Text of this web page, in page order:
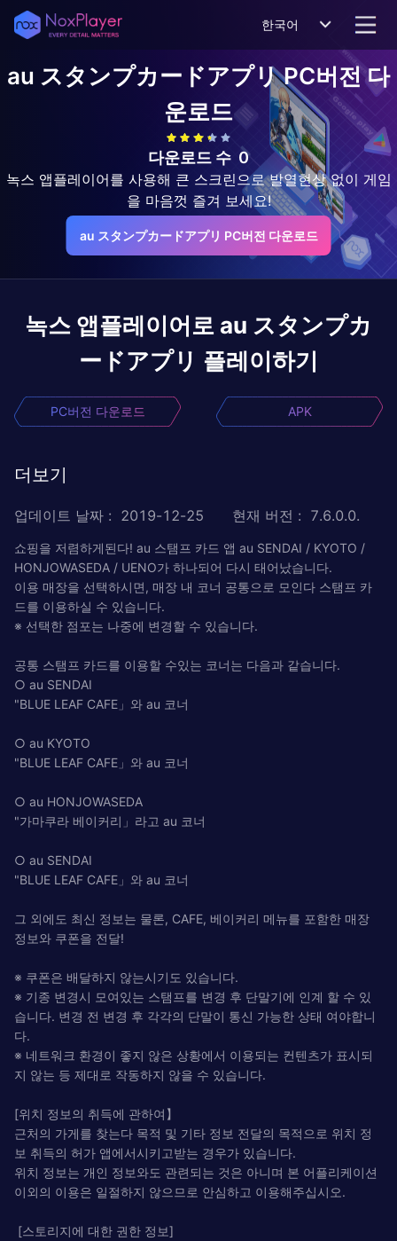
한국어
au スタンプカードアプリPC버전 다
운로드
다운로드 수 0
녹스 앱플레이어를 사용해 큰 스크린으로 발열현상 없이 게임
을 마음껏 즐겨 보세요!
au スタンプカードアプリ PC버전 다운로드
녹스 앱플레이어로 au スタンプカ
ードアプリ 플레이하기
PC버전 다운로드 APK
더보기
업데이트 날짜 : 2019-12-25 현재 버전 : 7.6.0.0.
쇼핑을 저렴하게된다! au 스탬프 카드 앱 au SENDAI / KYOTO /
HONJOWASEDA / UENO가 하나되어 다시 태어났습니다.
이용 매장을 선택하시면, 매장 내 코너 공통으로 모인다 스탬프 카
드를 이용하실 수 있습니다.
※ 선택한 점포는 나중에 변경할 수 있습니다.
공통 스탬프 카드를 이용할 수있는 코너는 다음과 같습니다.
○ au SENDAI
"BLUE LEAF CAFE」와 au 코너
○ au KYOTO
"BLUE LEAF CAFE」와 au 코너
○ au HONJOWASEDA
"가마쿠라 베이커리」라고 au 코너
○ au SENDAI
"BLUE LEAF CAFE」와 au 코너
그 외에도 최신 정보는 물론, CAFE, 베이커리 메뉴를 포함한 매장
정보와 쿠폰을 전달!
※ 쿠폰은 배달하지 않는시기도 있습니다.
※ 기종 변경시 모여있는 스탬프를 변경 후 단말기에 인계 할 수 있
습니다. 변경 전 변경 후 각각의 단말이 통신 가능한 상태 여야합니
다.
※ 네트워크 환경이 좋지 않은 상황에서 이용되는 컨텐츠가 표시되
지 않는 등 제대로 작동하지 않을 수 있습니다.
[위치 정보의 취득에 관하여】
근처의 가게를 찾는다 목적 및 기타 정보 전달의 목적으로 위치 정
보 취득의 허가 앱에서시키고받는 경우가 있습니다.
위치 정보는 개인 정보와도 관련되는 것은 아니며 본 어플리케이션
이외의 이용은 일절하지 않으므로 안심하고 이용해주십시오.
[스토리지에 대한 권한 정보]